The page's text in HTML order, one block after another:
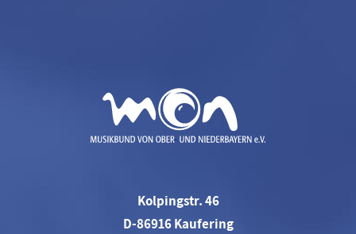
Kolpingstr. 46
D-86916 Kaufering